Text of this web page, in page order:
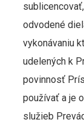
odvodené
vykonávaniu
udelených k
povinnosť
používať a je
služieb